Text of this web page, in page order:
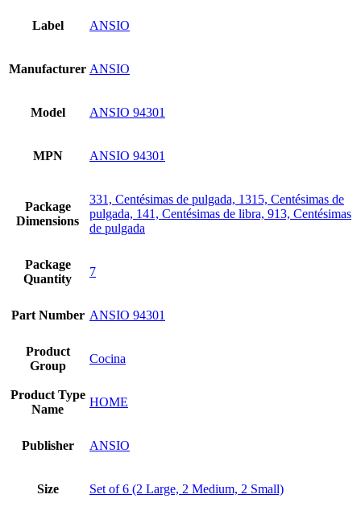
Label ANSIO
Manufacturer ANSIO
Model ANSIO 94301
MPN ANSIO 94301
Package
Dimensions
331, Centésimas de pulgada, 1315, Centésimas de
pulgada, 141, Centésimas de libra, 913, Centésimas
de pulgada
Package
Quantity
7
Part Number ANSIO 94301
Product
Group
Cocina
Product Type
Name
HOME
Publisher ANSIO
Size Set of 6 (2 Large, 2 Medium, 2 Small)